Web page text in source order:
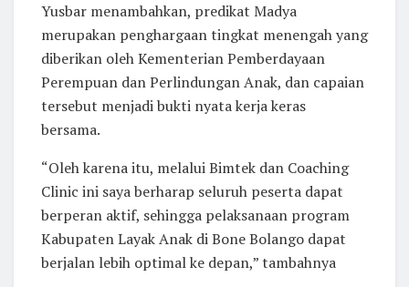
Yusbar menambahkan, predikat Madya
merupakan penghargaan tingkat menengah yang
diberikan oleh Kementerian Pemberdayaan
Perempuan dan Perlindungan Anak, dan capaian
tersebut menjadi bukti nyata kerja keras
bersama.
“Oleh karena itu, melalui Bimtek dan Coaching
Clinic ini saya berharap seluruh peserta dapat
berperan aktif, sehingga pelaksanaan program
Kabupaten Layak Anak di Bone Bolango dapat
berjalan lebih optimal ke depan,” tambahnya